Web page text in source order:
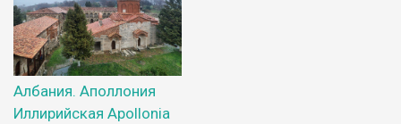
Албания. Аполлония
Иллирийская Apollonia